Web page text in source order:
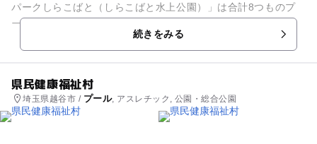
パークしらこばと（しらこばと水上公園）」は合計8つものプ
ールがある 県営の大レジャープールです。 また、夏季プール
以外ではエサ釣り（冬～...続きをみる
県民健康福祉村
埼玉県越谷市 / プール, アスレチック, 公園・総合公園